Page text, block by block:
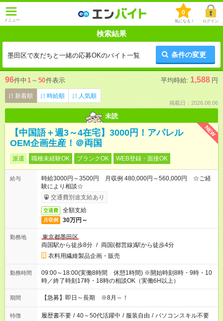
メニュー
0
気になる！ ログイン
検索結果
墨田区で友だちと一緒の応募OKのバイト一覧 条件の変更
96件中1 ～ 50件表示 平均時給: 1,588 円
新着順 時給順 人気順
掲載日：2026.08.06
未読
NEW
【中国語＋週3～4在宅】3000円！アパレル
OEM企画生産！＠両国
派遣 職種未経験OK ブランクOK WEB登録・面接OK
給与
時給3000円～3500円 月収例 480,000円～560,000円 ☆ご経
験により相談☆
交通費別途支給あり
交通費 全額支給
月収例 30万円～
勤務地
東京都墨田区
両国駅から徒歩8分 / 両国(都営線)駅から徒歩4分
衣料用繊維製品企画・販売
勤務時間
09:00～18:00(実働8時間 休憩1時間) ※開始時刻8時・9時・10
時／終了時刻17時・18時の相談OK（実働6H以上）
期間 【急募】即日～長期 ※8月～！
特徴 履歴書不要 / 40～50代活躍中 / 服装自由 / パソコンスキル不要